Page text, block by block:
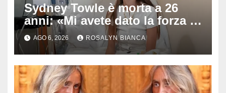
Sydney Towle è morta a 26
anni: «Mi avete dato la forza di
andare avanti», l’ultimo
messaggio dell’influencer
commuove i fan
AGO 6, 2026 ROSALYN BIANCA